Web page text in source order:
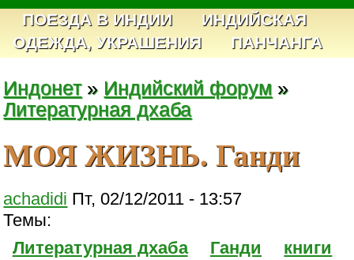
ПОЕЗДА В ИНДИИ
ИНДИЙСКАЯ
ОДЕЖДА, УКРАШЕНИЯ
ПАНЧАНГА
Индонет» Индийский форум »
Литературная дхаба
МОЯ ЖИЗНЬ. Ганди
achadidi Пт, 02/12/2011 - 13:57
Темы:
Литературная дхаба
Ганди книги